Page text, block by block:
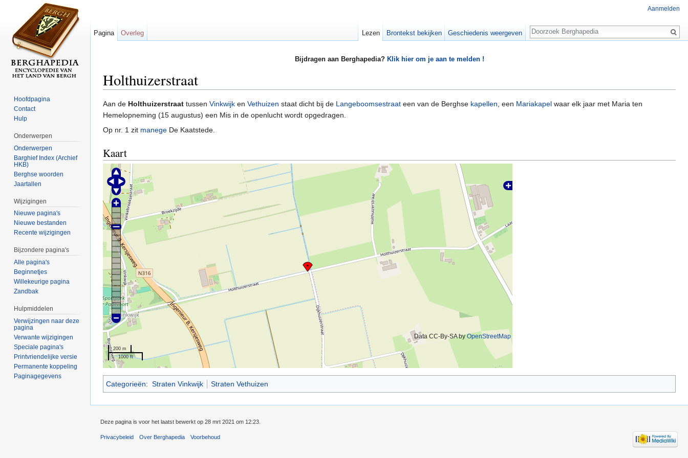
Bijdragen aan Berghapedia? Klik hier om je aan te melden !
Holthuizerstraat
Aan de Holthuizerstraat tussen Vinkwijk en Vethuizen staat dicht bij de Langeboomsestraat een van de Berghse kapellen, een Mariakapel waar elk jaar met Maria ten
Hemelopneming (15 augustus) een Mis in de openlucht wordt opgedragen.
Op nr. 1 zit manege De Kaatstede.
Kaart
200 m
1000 ft
Data CC-By-SA byOpenStreetMap
Categorieën: Straten Vinkwijk Straten Vethuizen
Aanmelden
Pagina Overleg Lezen Brontekst bekijken Geschiedenis weergeven
Zoeken
Hoofdpagina
Contact
Hulp
Onderwerpen
Onderwerpen
Barghief Index (Archief
HKB)
Berghse woorden
Jaartallen
Wijzigingen
Nieuwe pagina's
Nieuwe bestanden
Recente wijzigingen
Bijzondere pagina's
Alle pagina's
Beginnetjes
Willekeurige pagina
Zandbak
Hulpmiddelen
Verwijzingen naar deze
pagina
Verwante wijzigingen
Speciale pagina's
Printvriendelijke versie
Permanente koppeling
Paginagegevens
Deze pagina is voor het laatst bewerkt op 28 mrt 2021 om 12:23.
Privacybeleid Over Berghapedia Voorbehoud